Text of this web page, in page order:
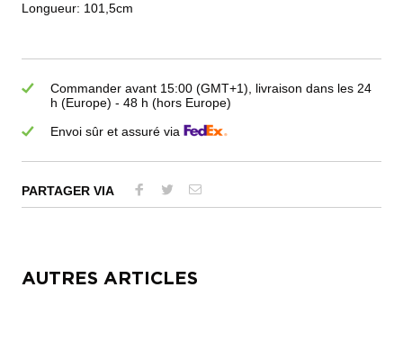
Longueur: 101,5cm
Commander avant 15:00 (GMT+1), livraison dans les 24
h (Europe) - 48 h (hors Europe)
Envoi sûr et assuré via
PARTAGER VIA
AUTRES ARTICLES